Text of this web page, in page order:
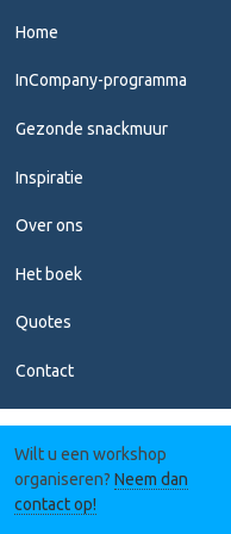
Hoofdnavigatie
Home
InCompany-programma
Gezonde snackmuur
Inspiratie
Over ons
Het boek
Quotes
Contact
Wilt u een workshop
organiseren? Neem dan
contact op!